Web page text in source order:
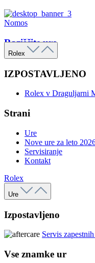
Nomos
Raziščite ure
Rolex
IZPOSTAVLJENO
Rolex v Draguljarni
Strani
Ure
Nove ure za leto
Servisiranje
Kontakt
Rolex
Ure
Izpostavljeno
Servis
Vse znamke ur